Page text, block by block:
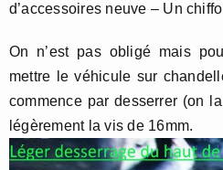
d’accessoires neuve – Un
On n’est pas obligé mais
mettre le véhicule sur
commence par desserrer (on
légèrement la vis de 16mm.